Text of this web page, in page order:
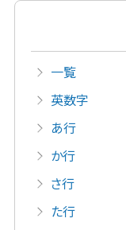
一覧
英数字
あ行
か行
さ行
た行